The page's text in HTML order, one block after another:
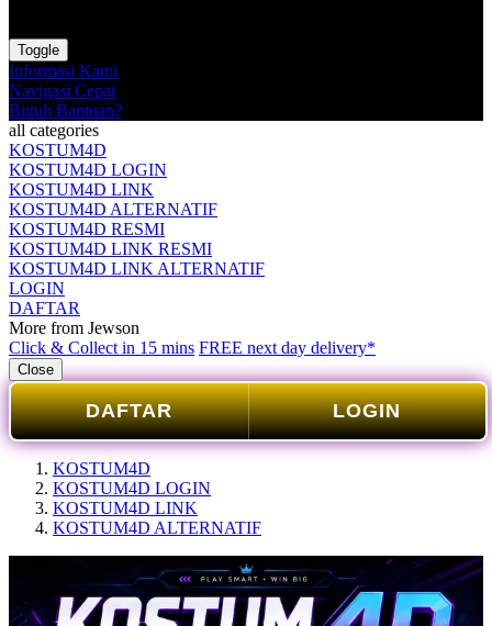
Toggle
Informasi Kami
Navigasi Cepat
Butuh Bantuan?
all categories
KOSTUM4D
KOSTUM4D LOGIN
KOSTUM4D LINK
KOSTUM4D ALTERNATIF
KOSTUM4D RESMI
KOSTUM4D LINK RESMI
KOSTUM4D LINK ALTERNATIF
LOGIN
DAFTAR
More from Jewson
Click & Collect in 15 mins FREE next day delivery*
Close
DAFTAR LOGIN
KOSTUM4D
KOSTUM4D LOGIN
KOSTUM4D LINK
KOSTUM4D ALTERNATIF